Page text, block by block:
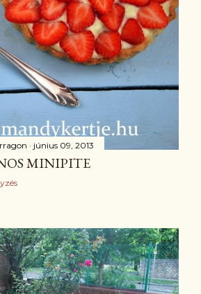
június 09, 2013
MINIPITE